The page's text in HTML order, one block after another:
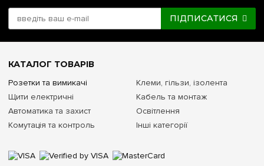
ПІДПИСАТИСЯ
КАТАЛОГ ТОВАРІВ
Розетки та вимикачі
Щити електричні
Автоматика та захист
Комутація та контроль
Клеми, гільзи, ізолента
Кабель та монтаж
Освітлення
Інші категорії